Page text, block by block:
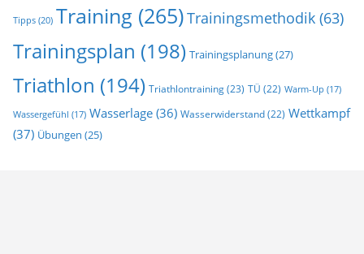
Tipps (20) Training (265)Trainingsmethodik (63)
Trainingsplan (198) Trainingsplanung(27)
Triathlon (194) Triathlontraining(23) TÜ (22) Warm-Up (17)
Wassergefühl (17) Wasserlage (36) Wasserwiderstand(22) Wettkampf
(37) Übungen (25)